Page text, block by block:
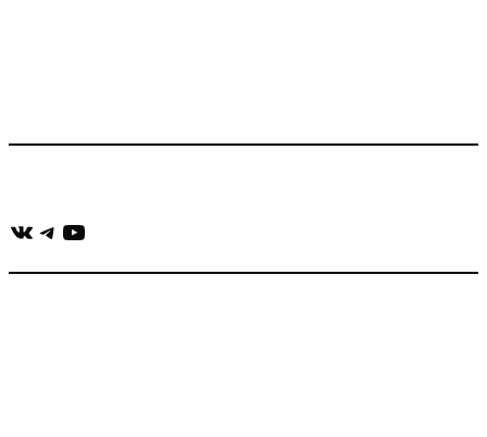
ВКонтакте
Telegram
YouTube